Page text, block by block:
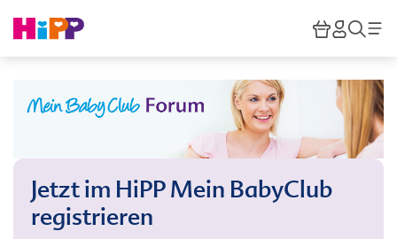
HiPP
Jetzt im HiPP Mein BabyClub
registrieren